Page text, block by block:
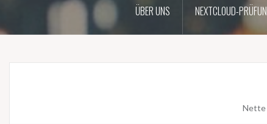
ÜBER UNS NEXTCLOUD-
Nette